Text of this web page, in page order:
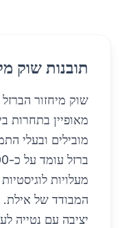
תובנות שוק
שוק מיחזור
מאופיין בתחרות
מובילים ובעלי
מעלויות
המבודד של אילת.
יציבה עם נטייה